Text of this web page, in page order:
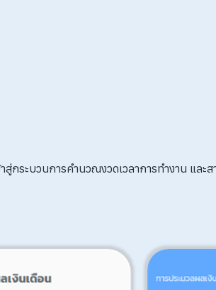
ระบวนการคำนวณงวดเวลาการทำงาน และ